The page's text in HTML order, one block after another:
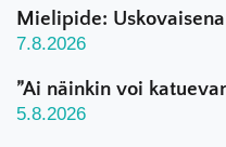
Mielipide:
7.8.2026
”Ai näinkin voi
5.8.2026